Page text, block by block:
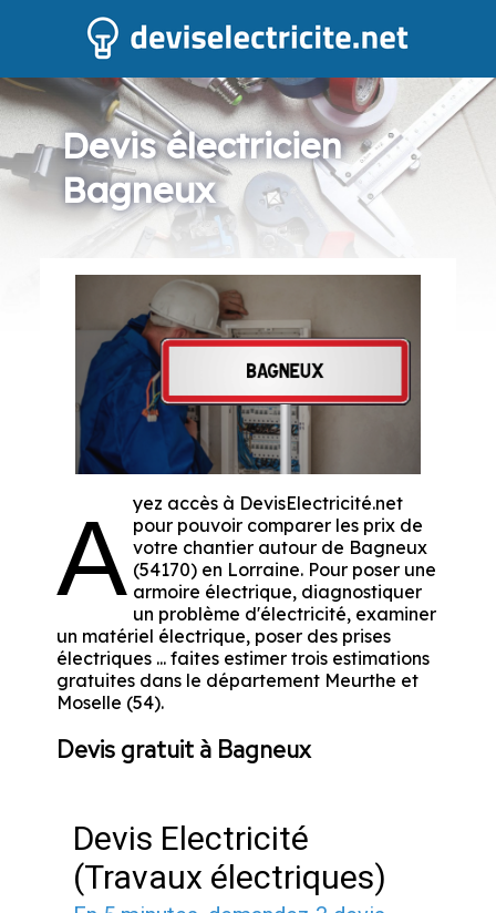
Devis électricien
Bagneux
A yez accès à DevisElectricité.net
pour pouvoir comparer les prix de
votre chantier autour de Bagneux
(54170) en Lorraine. Pour poser une
armoire électrique, diagnostiquer
un problème d'électricité, examiner
un matériel électrique, poser des prises
électriques ... faites estimer trois estimations
gratuites dans le département Meurthe et
Moselle (54).
Devis gratuit à Bagneux
Devis Electricité
(Travaux électriques)